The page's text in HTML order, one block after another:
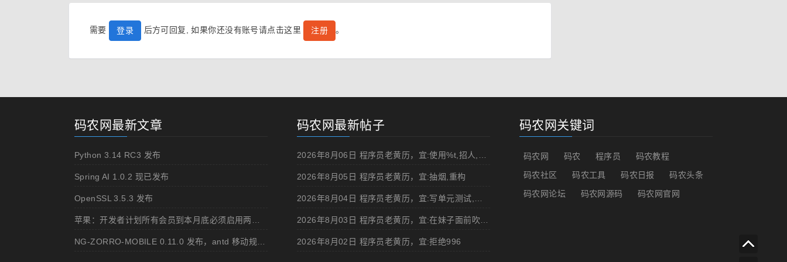
需要 登录 后方可回复, 如果你还没有账号请点击这里 注册 。
码农网最新文章
Python 3.14 RC3 发布
Spring AI 1.0.2 现已发布
OpenSSL 3.5.3 发布
码农网最新帖子
2026年8月05日 程序员老黄历，宜:抽烟,重构
2026年8月03日 程序员老黄历，宜:在妹子面前吹牛,浏览成人网站
2026年8月02日 程序员老黄历，宜:拒绝996
码农网关键词
码农网 码农 程序员
码农教程
码农社区
码农工具 码农日报
码农头条
码农网论坛
码农网源码 码农网官网